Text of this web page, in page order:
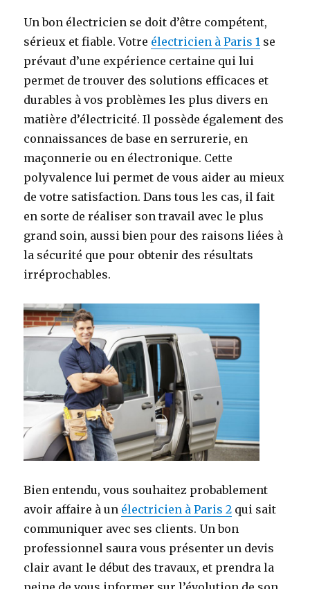
Un bon électricien se doit d’être compétent,
sérieux et fiable. Votre électricien à Paris 1 se
prévaut d’une expérience certaine qui lui
permet de trouver des solutions efficaces et
durables à vos problèmes les plus divers en
matière d’électricité. Il possède également des
connaissances de base en serrurerie, en
maçonnerie ou en électronique. Cette
polyvalence lui permet de vous aider au mieux
de votre satisfaction. Dans tous les cas, il fait
en sorte de réaliser son travail avec le plus
grand soin, aussi bien pour des raisons liées à
la sécurité que pour obtenir des résultats
irréprochables.
Bien entendu, vous souhaitez probablement
avoir affaire à un électricien à Paris 2 qui sait
communiquer avec ses clients. Un bon
professionnel saura vous présenter un devis
clair avant le début des travaux, et prendra la